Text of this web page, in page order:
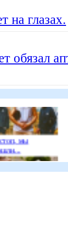
на глазах.
обязал
мы